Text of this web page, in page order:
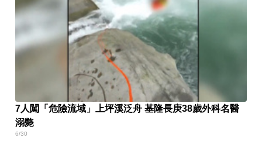
7人闖「危險流域」上坪溪泛舟 基隆長庚38歲外科名醫
溺斃
6/30